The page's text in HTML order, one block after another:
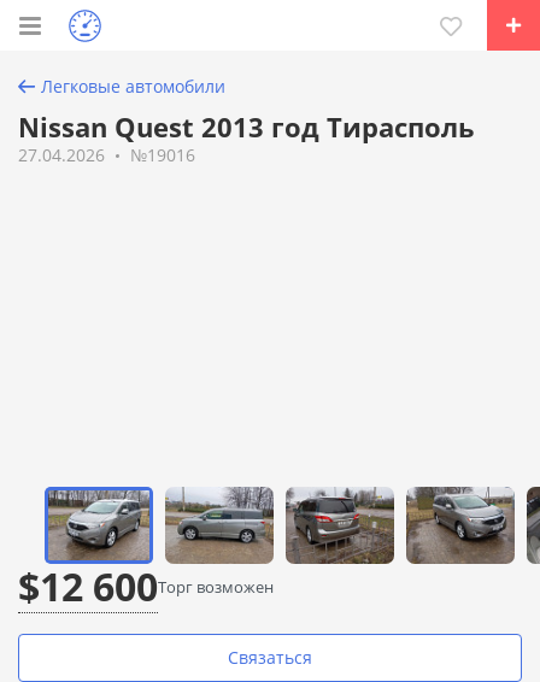
Легковые автомобили
Nissan Quest 2013 год Тирасполь
27.04.2026 №19016
$12 600Торг возможен
Связаться